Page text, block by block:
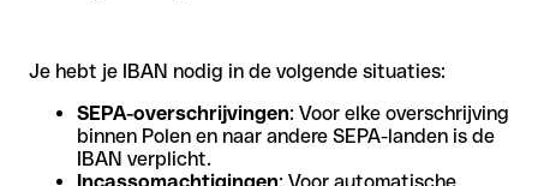
Je hebt je IBAN nodig in de volgende situaties:
SEPA-overschrijvingen: Voor elke overschrijving
binnen Polen en naar andere SEPA-landen is de
IBAN verplicht.